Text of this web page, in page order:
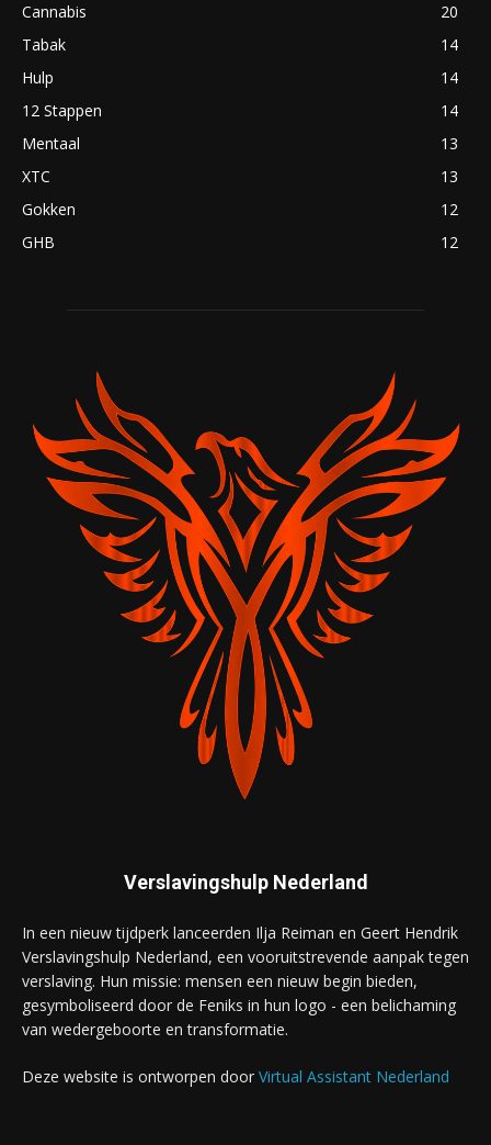
Cannabis
20
Tabak
14
Hulp
14
12 Stappen
14
Mentaal
13
XTC
13
Gokken
12
GHB
12
Verslavingshulp Nederland
In een nieuw tijdperk lanceerden Ilja Reiman en Geert Hendrik
Verslavingshulp Nederland, een vooruitstrevende aanpak tegen
verslaving. Hun missie: mensen een nieuw begin bieden,
gesymboliseerd door de Feniks in hun logo - een belichaming
van wedergeboorte en transformatie.
Deze website is ontworpen door Virtual Assistant Nederland